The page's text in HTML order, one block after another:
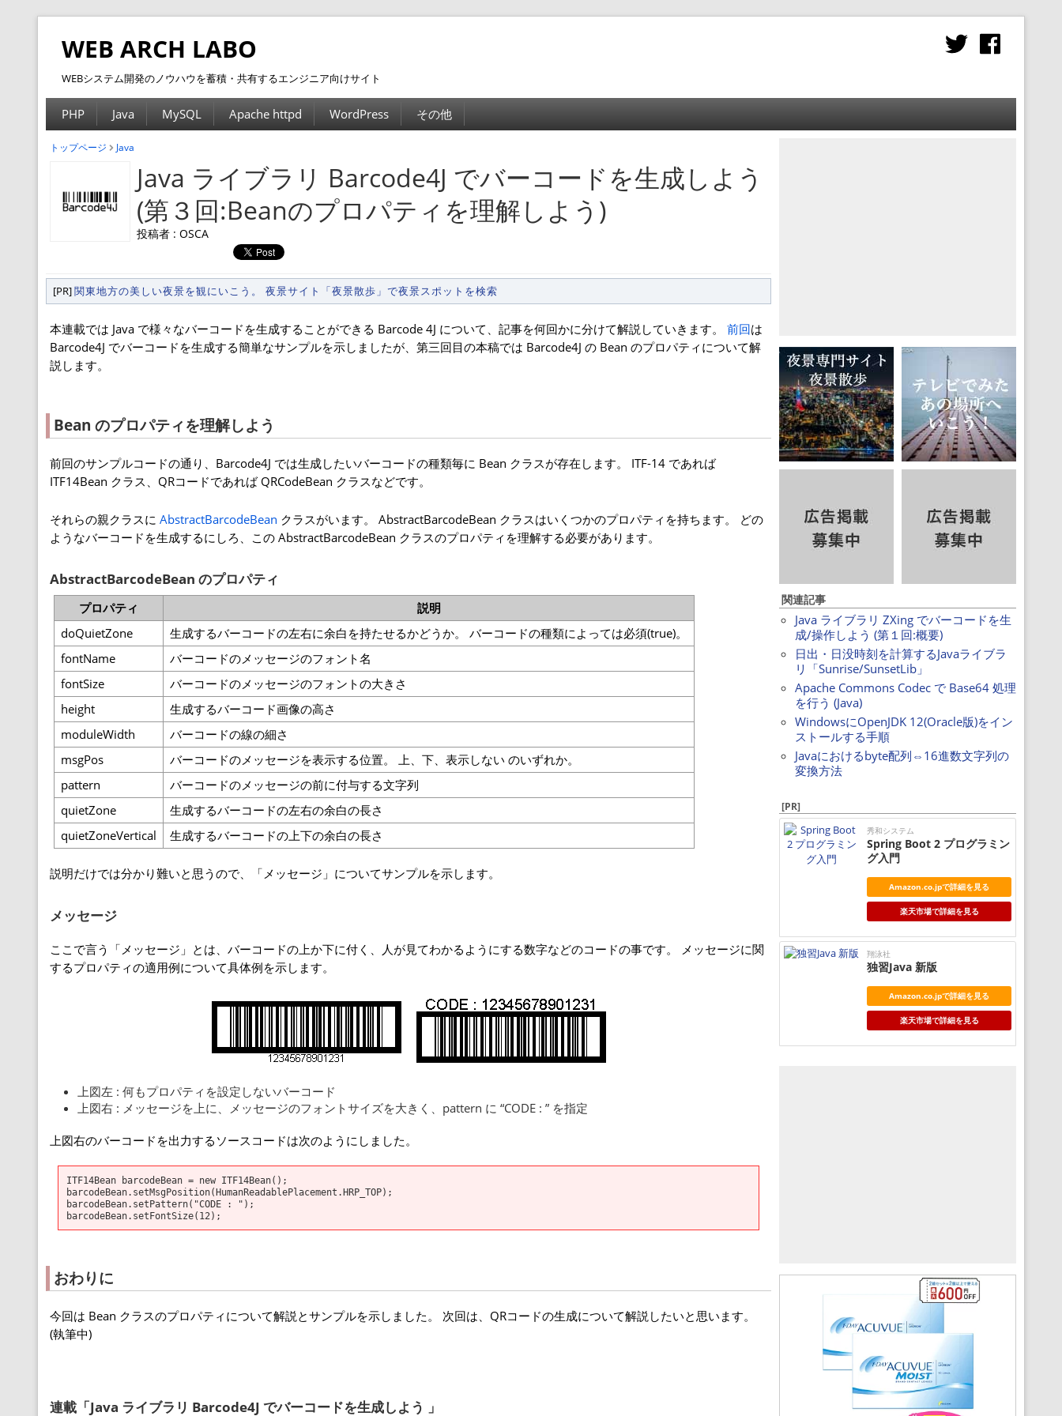
WEB ARCH LABO
WEBシステム開発のノウハウを蓄積・共有するエンジニア向けサイト
PHP Java MySQL Apache httpd WordPress その他
トップページ Java
Java ライブラリ Barcode4J でバーコードを生成しよう
(第３回:Beanのプロパティを理解しよう)
投稿者 : OSCA
[PR]関東地方の美しい夜景を観にいこう。 夜景サイト「夜景散歩」で夜景スポットを検索
本連載では Java で様々なバーコードを生成することができる Barcode 4J について、記事を何回かに分けて解説していきます。 前回は
Barcode4J でバーコードを生成する簡単なサンプルを示しましたが、第三回目の本稿では Barcode4J の Bean のプロパティについて解
説します。
Bean のプロパティを理解しよう
前回のサンプルコードの通り、Barcode4J では生成したいバーコードの種類毎に Bean クラスが存在します。 ITF-14 であれば
ITF14Bean クラス、QRコードであれば QRCodeBean クラスなどです。
それらの親クラスに AbstractBarcodeBean クラスがいます。 AbstractBarcodeBean クラスはいくつかのプロパティを持ちます。 どの
ようなバーコードを生成するにしろ、この AbstractBarcodeBean クラスのプロパティを理解する必要があります。
AbstractBarcodeBean のプロパティ
プロパティ
説明
doQuietZone
生成するバーコードの左右に余白を持たせるかどうか。 バーコードの種類によっては必須(true)。
fontName
バーコードのメッセージのフォント名
fontSize
バーコードのメッセージのフォントの大きさ
height
生成するバーコード画像の高さ
moduleWidth
バーコードの線の細さ
msgPos
バーコードのメッセージを表示する位置。 上、下、表示しない のいずれか。
pattern
バーコードのメッセージの前に付与する文字列
quietZone
生成するバーコードの左右の余白の長さ
quietZoneVertical
生成するバーコードの上下の余白の長さ
説明だけでは分かり難いと思うので、「メッセージ」についてサンプルを示します。
メッセージ
ここで言う「メッセージ」とは、バーコードの上か下に付く、人が見てわかるようにする数字などのコードの事です。 メッセージに関
するプロパティの適用例について具体例を示します。
上図左 : 何もプロパティを設定しないバーコード
上図右 : メッセージを上に、メッセージのフォントサイズを大きく、pattern に “CODE : ” を指定
上図右のバーコードを出力するソースコードは次のようにしました。
ITF14Bean barcodeBean = new ITF14Bean();
barcodeBean.setMsgPosition(HumanReadablePlacement.HRP_TOP);
barcodeBean.setPattern("CODE : ");
barcodeBean.setFontSize(12);
おわりに
今回は Bean クラスのプロパティについて解説とサンプルを示しました。 次回は、QRコードの生成について解説したいと思います。
(執筆中)
連載「Java ライブラリ Barcode4J でバーコードを生成しよう 」
関連記事
Java ライブラリ ZXing でバーコードを生
成/操作しよう (第１回:概要)
日出・日没時刻を計算するJavaライブラ
リ「Sunrise/SunsetLib」
Apache Commons Codec で Base64 処理
を行う (Java)
WindowsにOpenJDK 12(Oracle版)をイン
ストールする手順
Javaにおけるbyte配列⇔16進数文字列の
変換方法
[PR]
秀和システム
Spring Boot 2 プログラミン
グ入門
Amazon.co.jpで詳細を見る
楽天市場で詳細を見る
翔泳社
独習Java 新版
Amazon.co.jpで詳細を見る
楽天市場で詳細を見る